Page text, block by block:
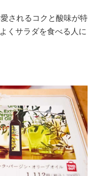
されるコクと酸味が特
くサラダを食べる人に